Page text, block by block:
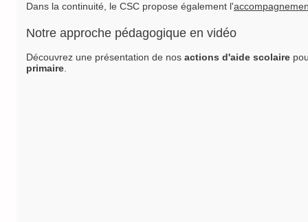
Dans la continuité, le CSC propose également l'
Notre approche pédagogique en vidéo
Découvrez une présentation de nos actions d'aide scolaire
primaire